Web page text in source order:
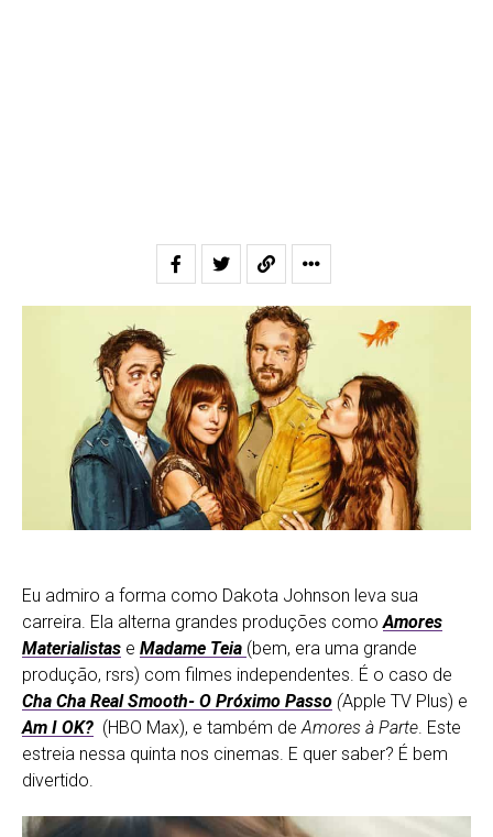
Eu admiro a forma como Dakota Johnson leva sua
carreira. Ela alterna grandes produções comoAmores
Materialistas e Madame Teia (bem, era uma grande
produção, rsrs) com filmes independentes. É o caso de
Cha Cha Real Smooth- O Próximo Passo (Apple TV Plus) e
Am I OK? (HBO Max), e também deAmores à Parte. Este
estreia nessa quinta nos cinemas. E quer saber? É bem
divertido.